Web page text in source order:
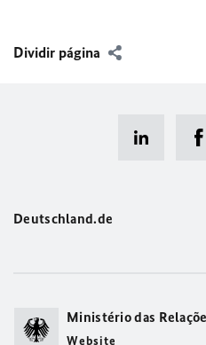
Dividir página
Deutschland.de
Ministério das
Website